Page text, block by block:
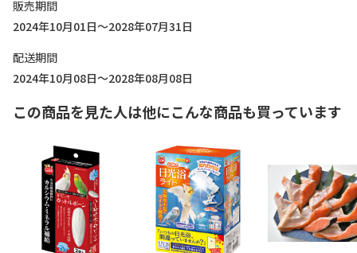
販売期間
2024年10月01日～2028年07月31日
配送期間
2024年10月08日～2028年08月08日
この商品を見た人は他にこんな商品も買っています